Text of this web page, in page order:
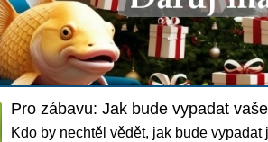
Pro zábavu: Jak bude vypadat
Kdo by nechtěl vědět, jak bude